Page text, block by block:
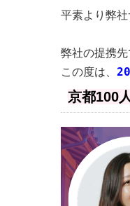
平素より弊
弊社の提携先
この度は、
京都100